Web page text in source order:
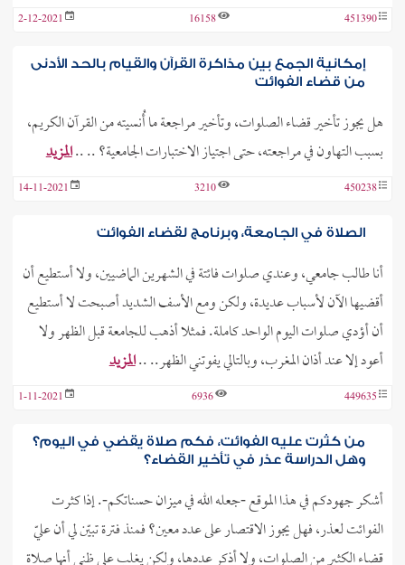
451390
16158
2-12-2021
إمكانية الجمع بين مذاكرة القرآن والقيام بالحد الأدنى
من قضاء الفوائت
هل يجوز تأخير قضاء الصلوات، وتأخير مراجعة ما أُنسيته من القرآن الكريم،
بسبب التهاون في مراجعته، حتى اجتياز الاختبارات الجامعية؟ .. ..المزيد
450238
3210
14-11-2021
الصلاة في الجامعة، وبرنامج لقضاء الفوائت
أنا طالب جامعي، وعندي صلوات فائتة في الشهرين الماضيين، ولا أستطيع أن
أقضيها الآن لأسباب عديدة، ولكن ومع الأسف الشديد أصبحت لا أستطيع
أن أؤدي صلوات اليوم الواحد كاملة. فمثلا أذهب للجامعة قبل الظهر ولا
أعود إلا عند أذان المغرب، وبالتالي يفوتني الظهر.. ..المزيد
449635
6936
1-11-2021
من كثرت عليه الفوائت، فكم صلاة يقضي في اليوم؟
وهل الدراسة عذر في تأخير القضاء؟
أشكر جهودكم في هذا الموقع -جعله الله في ميزان حسناتكم-. إذا كثرت
الفوائت لعذر، فهل يجوز الاقتصار على عدد معين؟ فمنذ فترة تبيّن لي أن عليّ